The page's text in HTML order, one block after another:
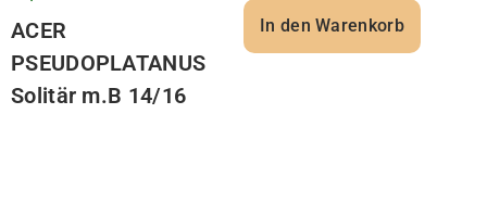
ACER
PSEUDOPLATANUS
Solitär m.B 14/16
In den Warenkorb